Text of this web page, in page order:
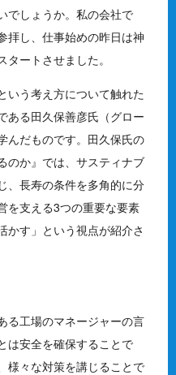
でしょうか。私の会社で
拝し、仕事始めの昨日は神
ートさせました。
いう考え方について触れた
ある田久保善彦氏（グロー
んだものです。田久保氏の
のか』では、サスティナブ
、長寿の条件を多角的に分
を支える3つの重要な要素
かす」という視点が紹介さ
る工場のマネージャーの言
は安全を確保することで
様々な対策を講じることで